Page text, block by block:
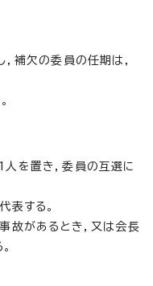
補欠の委員の任期は，
を置き，委員の互選に
表する。
故があるとき，又は会長